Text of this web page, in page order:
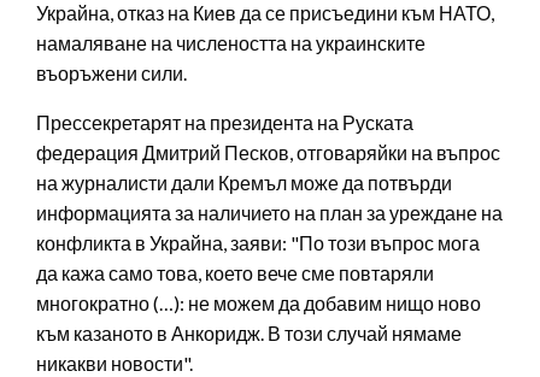
Украйна, отказ на Киев да се присъедини към НАТО,
намаляване на числеността на украинските
въоръжени сили.
Прессекретарят на президента на Руската
федерация Дмитрий Песков, отговаряйки на въпрос
на журналисти дали Кремъл може да потвърди
информацията за наличието на план за уреждане на
конфликта в Украйна, заяви: "По този въпрос мога
да кажа само това, което вече сме повтаряли
многократно (…): не можем да добавим нищо ново
към казаното в Анкоридж. В този случай нямаме
никакви новости".